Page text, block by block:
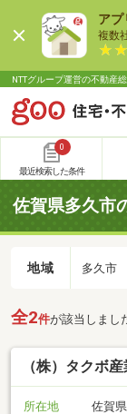
アプ
複数
NTTグループ運営の不動産
0
最近検索した条件
佐賀県多久市
地域 多久市
全2件が該当しまし
（株）タクボ
所在地
佐賀